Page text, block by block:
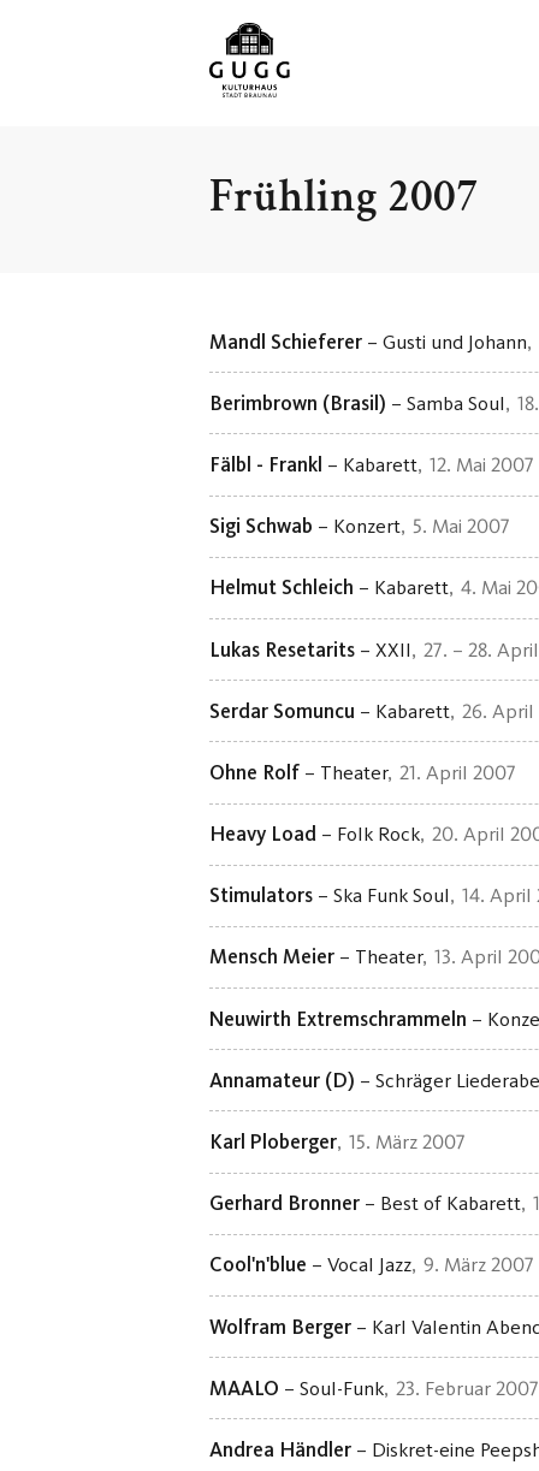
Frühling 2007
Mandl Schieferer – Gusti und Johann
Berimbrown (Brasil) – Samba Soul
Fälbl - Frankl – Kabarett 12. Mai 2007
Sigi Schwab – Konzert 5. Mai 2007
Helmut Schleich – Kabarett 4. Mai
Lukas Resetarits – XXII 27. – 28.
Serdar Somuncu – Kabarett 26. April
Ohne Rolf – Theater 21. April 2007
Heavy Load – Folk Rock 20. April
Stimulators – Ska Funk Soul 14. April
Mensch Meier – Theater 13. April
Neuwirth Extremschrammeln –
Annamateur (D) – Schräger
Karl Ploberger 15. März 2007
Gerhard Bronner – Best of Kabarett
Cool'n'blue – Vocal Jazz 9. März 2007
Wolfram Berger – Karl Valentin
MAALO – Soul-Funk 23. Februar 2007
Andrea Händler – Diskret-eine